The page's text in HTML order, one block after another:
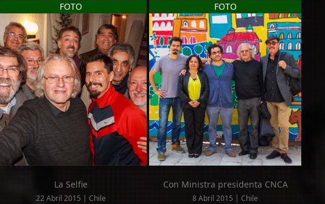
FOTO
La Selfie
22 Abril 2015 | Chile
FOTO
Con Ministra presidenta CNCA
8 Abril 2015 | Chile